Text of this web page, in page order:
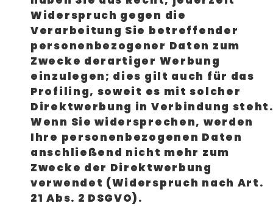
Widerspruch gegen die
Verarbeitung Sie betreffender
personenbezogener Daten zum
Zwecke derartiger Werbung
einzulegen; dies gilt auch für das
Profiling, soweit es mit solcher
Direktwerbung in Verbindung steht.
Wenn Sie widersprechen, werden
Ihre personenbezogenen Daten
anschließend nicht mehr zum
Zwecke der Direktwerbung
verwendet (Widerspruch nach Art.
21 Abs. 2 DSGVO).